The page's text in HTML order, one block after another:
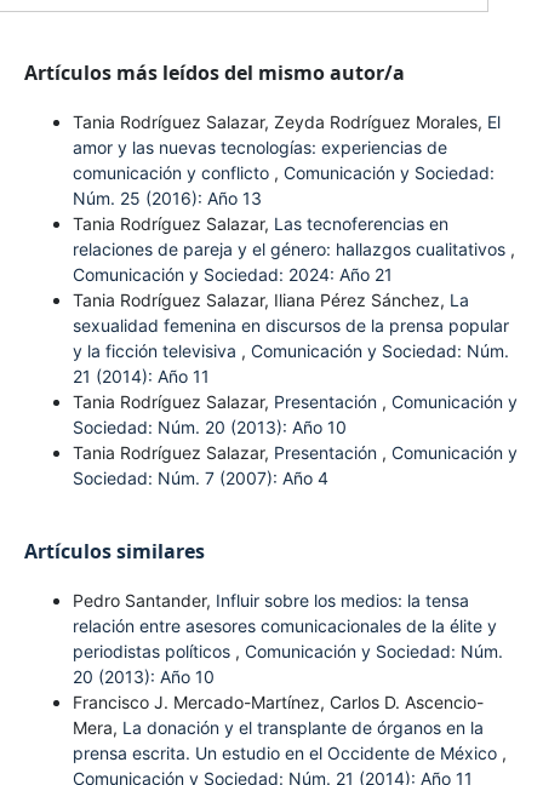
Artículos más leídos del mismo autor/a
Tania Rodríguez Salazar, Zeyda Rodríguez Morales, El
amor y las nuevas tecnologías: experiencias de
comunicación y conflicto , Comunicación y Sociedad:
Núm. 25 (2016): Año 13
Tania Rodríguez Salazar, Las tecnoferencias en
relaciones de pareja y el género: hallazgos cualitativos ,
Comunicación y Sociedad: 2024: Año 21
Tania Rodríguez Salazar, Iliana Pérez Sánchez, La
sexualidad femenina en discursos de la prensa popular
y la ficción televisiva , Comunicación y Sociedad: Núm.
21 (2014): Año 11
Tania Rodríguez Salazar, Presentación , Comunicación y
Sociedad: Núm. 20 (2013): Año 10
Tania Rodríguez Salazar, Presentación , Comunicación y
Sociedad: Núm. 7 (2007): Año 4
Artículos similares
Pedro Santander, Influir sobre los medios: la tensa
relación entre asesores comunicacionales de la élite y
periodistas políticos , Comunicación y Sociedad: Núm.
20 (2013): Año 10
Francisco J. Mercado-Martínez, Carlos D. Ascencio-
Mera, La donación y el transplante de órganos en la
prensa escrita. Un estudio en el Occidente de México ,
Comunicación y Sociedad: Núm. 21 (2014): Año 11